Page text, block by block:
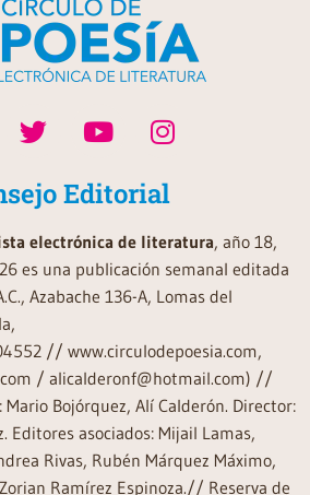
Editorial
electrónica de literatura, año 18,
es una publicación semanal editada
Azabache 136-A, Lomas del
// www.circulodepoesia.com,
/ alicalderonf@hotmail.com) //
Bojórquez, Alí Calderón. Director:
Editores asociados: Mijail Lamas,
Rivas, Rubén Márquez Máximo,
Ramírez Espinoza.// Reserva de